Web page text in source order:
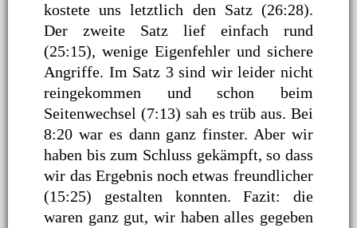
kostete uns letztlich den Satz (26:28).
Der zweite Satz lief einfach rund
(25:15), wenige Eigenfehler und sichere
Angriffe. Im Satz 3 sind wir leider nicht
reingekommen und schon beim
Seitenwechsel (7:13) sah es trüb aus. Bei
8:20 war es dann ganz finster. Aber wir
haben bis zum Schluss gekämpft, so dass
wir das Ergebnis noch etwas freundlicher
(15:25) gestalten konnten. Fazit: die
waren ganz gut, wir haben alles gegeben